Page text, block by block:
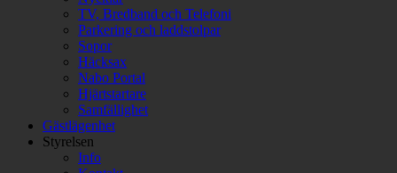
TV, Bredband och Telefoni
Parkering och laddstolpar
Sopor
Häcksax
Nabo Portal
Hjärtstartare
Samfällighet
Gästlägenhet
Styrelsen
Info